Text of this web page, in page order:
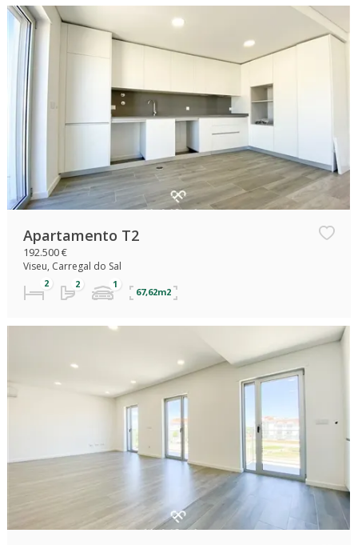
Apartamento T2
192.500 €
Viseu, Carregal do Sal
67,62m2